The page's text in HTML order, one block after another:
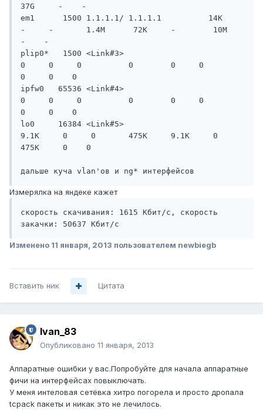
37G     -    -
em1      1500 1.1.1.1/ 1.1.1.1          14K
-     -       1.4M      72K     -        10M
-    -
plip0*   1500 <Link#3>
0     0     0          0        0     0
0     0    0
ipfw0   65536 <Link#4>
0     0     0          0        0     0
0     0    0
lo0     16384 <Link#5>
9.1K     0     0       475K     9.1K     0
475K     0    0
Измерялка на яндеке кажет
скорость скачивания: 1615 Кбит/с, скорость
закачки: 50637 Кбит/с
Изменено 11 января, 2013 пользователем newbiegb
Вставить ник Цитата
Ivan_83
Опубликовано 11 января, 2013
Аппаратные ошибки у вас.Попробуйте для начала аппаратные
фичи на интерфейсах повыключать.
У меня интеловая сетёвка хитро погорела и просто дропала
tcpack пакеты и никак это не лечилось.